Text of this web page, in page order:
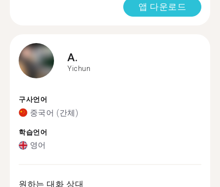
앱 다운로드
A.
Yichun
구사언어
중국어 (간체)
학습언어
영어
원하는 대화 상대